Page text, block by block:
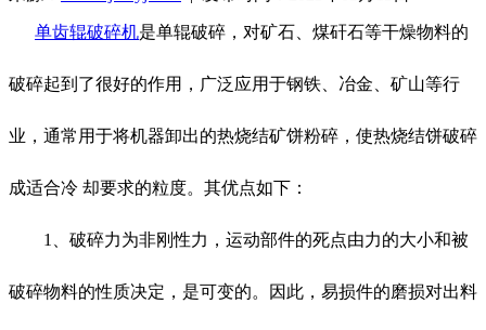
单齿辊破碎机是单辊破碎，对矿石、煤矸石等干燥物料的
破碎起到了很好的作用，广泛应用于钢铁、冶金、矿山等行
业，通常用于将机器卸出的热烧结矿饼粉碎，使热烧结饼破碎
成适合冷 却要求的粒度。其优点如下：
1、破碎力为非刚性力，运动部件的死点由力的大小和被
破碎物料的性质决定，是可变的。因此，易损件的磨损对出料